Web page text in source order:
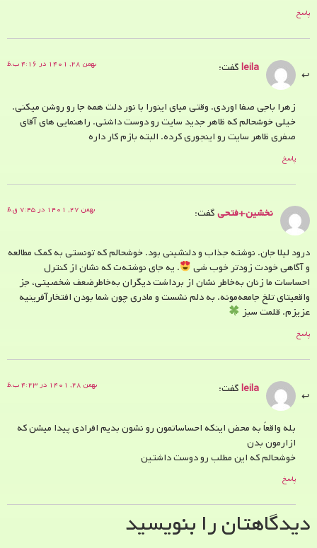
پاسخ
leilaگفت: بهمن ۲۸, ۱۴۰۱ در ۴:۱۶ ب.ظ
زهرا باجی صفا اوردی. وقتی میای اینورا با نور دلت همه جا رو روشن میکنی.
خیلی خوشحالم که ظاهر جدید سایت رو دوست داشتی. راهنمایی های آقای
صفری ظاهر سایت رو اینجوری کرده. البته بازم کار داره
پاسخ
نخشین+فتحیگفت: بهمن ۲۷, ۱۴۰۱ در ۷:۴۵ ق.ظ
درود لیلا جان. نوشته جذاب و دلنشینی بود. خوشحالم که تونستی به کمک مطالعه
و آگاهی خودت زودتر خوب شی
. یه جای نوشته‌ت که نشان از کنترل
احساسات ما زنان به‌خاطر نشان از برداشت دیگران به‌خاطرضعف شخصیتی، جز
واقعیتای تلخ جامعه‌مونه. به دلم نشست و مادری چون شما بودن افتخارآفرینیه
عزیزم. قلمت سبز
پاسخ
leilaگفت: بهمن ۲۸, ۱۴۰۱ در ۴:۲۳ ب.ظ
بله واقعاً به محض اینکه احساساتمون رو نشون بدیم افرادی پیدا میشن که
ازارمون بدن
خوشحالم که این مطلب رو دوست داشتین
پاسخ
دیدگاهتان را بنویسید